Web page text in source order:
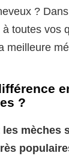
?
toutes vos
meilleure
?
les mèches